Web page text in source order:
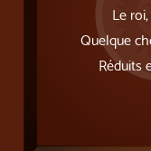
Le
Quelque
Réduits